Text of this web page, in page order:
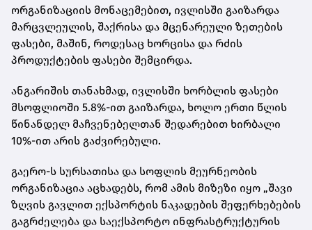
ორგანიზაციის მონაცემებით, ივლისში გაიზარდა
მარცვლეულის, შაქრისა და მცენარეული ზეთების
ფასები, მაშინ, როდესაც ხორცისა და რძის
პროდუქტების ფასები შემცირდა.
ანგარიშის თანახმად, ივლისში ხორბლის ფასები
მსოფლიოში 5.8%-ით გაიზარდა, ხოლო ერთი წლის
წინანდელ მაჩვენებელთან შედარებით ხირბალი
10%-ით არის გაძვირებული.
გაერო-ს სურსათისა და სოფლის მეურნეობის
ორგანიზაცია აცხადებს, რომ ამის მიზეზი იყო „შავი
ზღვის გავლით ექსპორტის ნაკადების შეფერხებების
გაგრძელება და საექსპორტო ინფრასტრუქტურის